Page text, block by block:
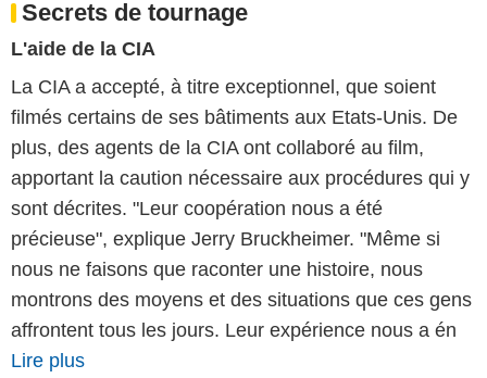
Secrets de tournage
L'aide de la CIA
La CIA a accepté, à titre exceptionnel, que soient
filmés certains de ses bâtiments aux Etats-Unis. De
plus, des agents de la CIA ont collaboré au film,
apportant la caution nécessaire aux procédures qui y
sont décrites. "Leur coopération nous a été
précieuse", explique Jerry Bruckheimer. "Même si
nous ne faisons que raconter une histoire, nous
montrons des moyens et des situations que ces gens
affrontent tous les jours. Leur expérience nous a én
Lire plus